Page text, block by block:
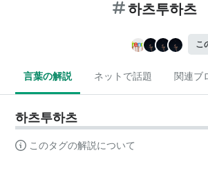
하츠투하츠
こ
言葉の解説 ネットで話題 関連ブ
하츠투하츠
このタグの解説について